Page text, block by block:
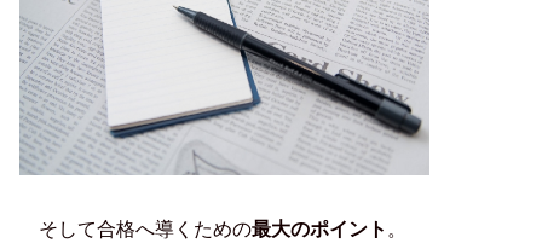
そして合格へ導くための最大のポイント 。